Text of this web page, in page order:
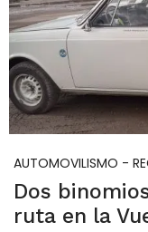
AUTOMOVILISMO -
Dos
ruta en la